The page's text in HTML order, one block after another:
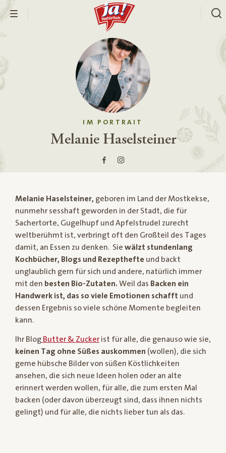
IM PORTRAIT
Melanie Haselsteiner
Melanie Haselsteiner, geboren im Land der Mostkekse,
nunmehr sesshaft geworden in der Stadt, die für
Sachertorte, Gugelhupf und Apfelstrudel zurecht
weltberühmt ist, verbringt oft den Großteil des Tages
damit, an Essen zu denken. Sie wälzt stundenlang
Kochbücher, Blogs und Rezepthefte und backt
unglaublich gern für sich und andere, natürlich immer
mit den besten Bio-Zutaten. Weil das Backen ein
Handwerk ist, das so viele Emotionen schafft und
dessen Ergebnis so viele schöne Momente begleiten
kann.
Ihr Blog Butter & Zucker ist für alle, die genauso wie sie,
keinen Tag ohne Süßes auskommen (wollen), die sich
gerne hübsche Bilder von süßen Köstlichkeiten
ansehen, die sich neue Ideen holen oder an alte
erinnert werden wollen, für alle, die zum ersten Mal
backen (oder davon überzeugt sind, dass ihnen nichts
gelingt) und für alle, die nichts lieber tun als das.